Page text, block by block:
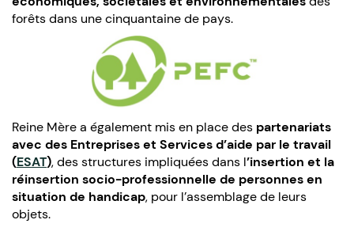
forêts dans une cinquantaine de pays.
Reine Mère a également mis en place des partenariats
avec des Entreprises et Services d’aide par le travail
(ESAT), des structures impliquées dans l’insertion et la
réinsertion socio-professionnelle de personnes en
situation de handicap, pour l’assemblage de leurs
objets.